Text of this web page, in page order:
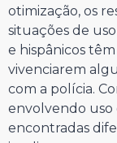
otimização, os
situações de
e hispânicos
vivenciarem
com a polícia.
envolvendo uso
encontradas